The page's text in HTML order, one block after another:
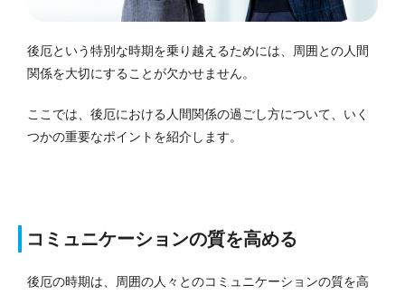
後厄という特別な時期を乗り越えるためには、周囲との人間
関係を大切にすることが欠かせません。
ここでは、後厄における人間関係の過ごし方について、いく
つかの重要なポイントを紹介します。
コミュニケーションの質を高める
後厄の時期は、周囲の人々とのコミュニケーションの質を高